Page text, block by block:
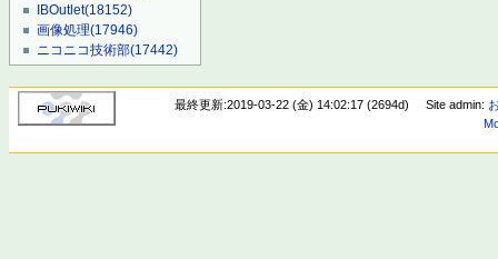
IBOutlet(18152)
画像処理(17946)
ニコニコ技術部(17442)
最終更新:2019-03-22 (金) 14:02:17 (2694d) Site admin: